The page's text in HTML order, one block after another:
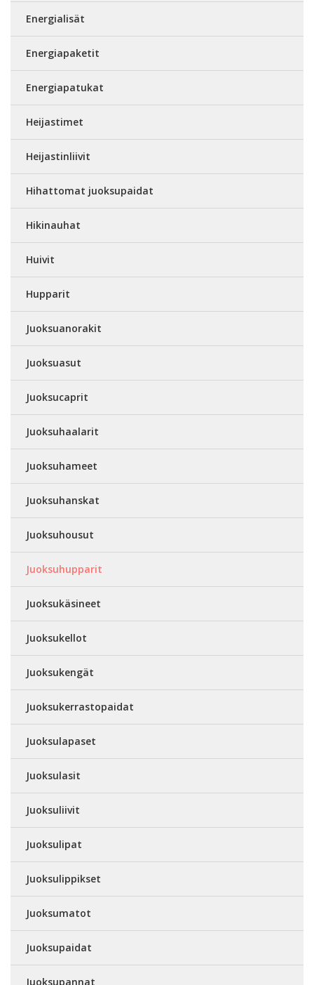
Energialisät
Energiapaketit
Energiapatukat
Heijastimet
Heijastinliivit
Hihattomat juoksupaidat
Hikinauhat
Huivit
Hupparit
Juoksuanorakit
Juoksuasut
Juoksucaprit
Juoksuhaalarit
Juoksuhameet
Juoksuhanskat
Juoksuhousut
Juoksuhupparit
Juoksukäsineet
Juoksukellot
Juoksukengät
Juoksukerrastopaidat
Juoksulapaset
Juoksulasit
Juoksuliivit
Juoksulipat
Juoksulippikset
Juoksumatot
Juoksupaidat
Juoksupannat